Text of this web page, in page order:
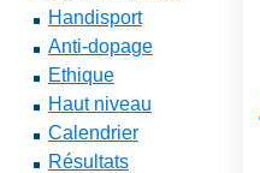
Handisport
Anti-dopage
Ethique
Haut niveau
Calendrier
Résultats